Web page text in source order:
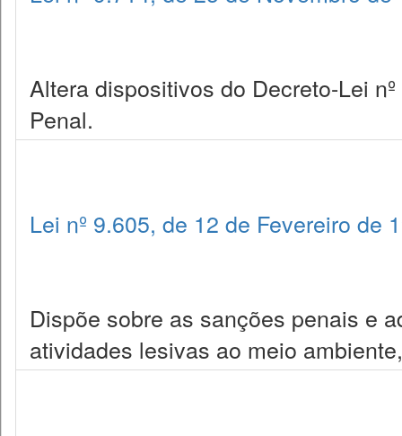
Altera dispositivos do Decreto-Lei
Penal.
Lei nº 9.605, de 12 de Fevereiro de
Dispõe sobre as sanções penais e
atividades lesivas ao meio